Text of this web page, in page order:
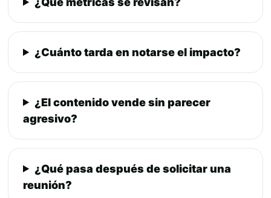
¿Cuánto tarda en notarse el impacto?
¿El contenido vende sin parecer
agresivo?
¿Qué pasa después de solicitar una
reunión?